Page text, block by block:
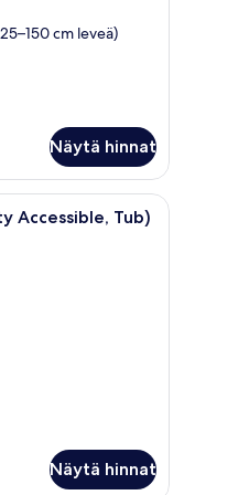
cm leveä)
Näytä hinnat
ikkunasta.
jossa on suuri sänky,
Accessible, Tub)
Näytä hinnat